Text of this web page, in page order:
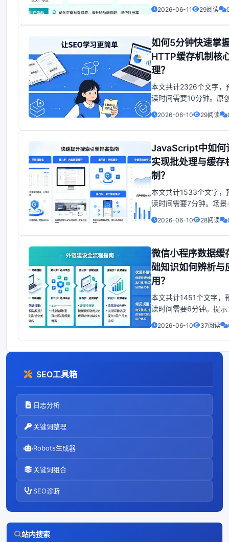
般分为三部分：请求行
空行也是HTTP请求规
容。 - 请求行：包含方
URI和HTTP版
2026-06-11 29阅读
如何5分钟快速掌
HTTP缓存机制核
理？
本文共计2326个文字，
读时间需要10分钟。原
首发于公众号：码农富
迎收藏和关注，转载请
处！什么是HTTP缓存
缓存可以说是HTTP性
中简单高效的一种优化
缓存是一种保存资源副
之后使用的技术。H
2026-06-10 29阅读
JavaScript中如何
实现批处理与缓存
制？
本文共计1533个文字，
读时间需要7分钟。场景
在生产环境遇到了这样
景：后台在字典表中存
些之前需要前后端共同
枚举值，并提供根据
取字典的API。所以在
的时候，有很多列表。
近在生产环境遇到
2026-06-10 28阅读
微信小程序数据缓
础知识如何辨析与
用？
本文共计1451个文字，
读时间需要6分钟。提示
处可添加本文字要记录
内容：例如：随着人工
不断进步，机器学习这
也越来越重要，很多人
示：这里可以添加本文
2026-06-10 37阅读
SEO工具箱
日志分析
关键词整理
Robots生成器
关键词组合
SEO诊断
站内搜索